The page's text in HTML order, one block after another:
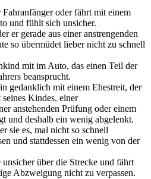
oder fährt mit einem
und fühlt sich unsicher.
er gerade aus einer anstrengenden
so übermüdet lieber nicht zu schnell
mit im Auto, das einen Teil der
beansprucht.
gedanklich mit einem Ehestreit, der
Kindes, einer
anstehenden Prüfung oder einem
und deshalb ein wenig abgelenkt.
sie es, mal nicht so schnell
und stattdessen ein wenig von der
über die Strecke und fährt
Abzweigung nicht zu verpassen.